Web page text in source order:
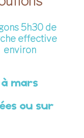
5h30 de
effective
environ
mars
ou sur